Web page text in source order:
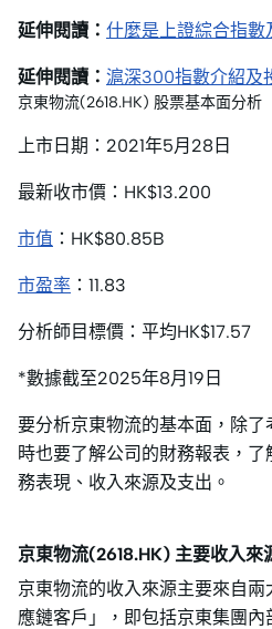
延伸閱讀： 什麼是上證綜合指數
延伸閱讀： 滬深300指數介紹及
京東物流(2618.HK) 股票基本面分析
上市日期：2021年5月28日
最新收市價：HK$13.200
市值 ：HK$80.85B
市盈率 ：11.83
分析師目標價：平均HK$17.57
*數據截至2025年8月19日
要分析京東物流的基本面，除
時也要了解公司的財務報表，
務表現、收入來源及支出。
京東物流(2618.HK) 主要收入來
京東物流的收入來源主要來自
應鏈客戶」，即包括京東集團